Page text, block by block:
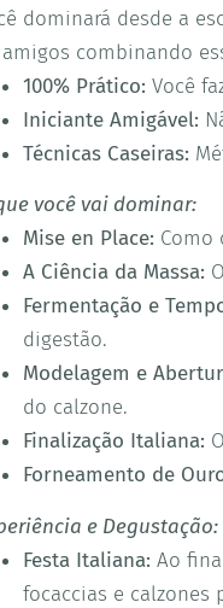
dominará desde a
combinando
100% Prático: Você
Iniciante Amigável:
Técnicas Caseiras:
você vai dominar:
Mise en Place: Como
A Ciência da Massa:
Fermentação e
digestão.
Modelagem e
do calzone.
Finalização Italiana:
Forneamento de
e Degustação:
Festa Italiana: Ao
focaccias e calzones